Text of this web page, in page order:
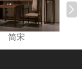
简宋